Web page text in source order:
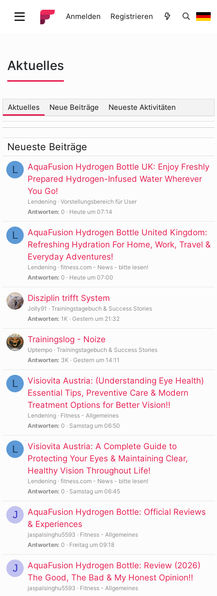
Anmelden Registrieren
Aktuelles
Aktuelles Neue Beiträge Neueste Aktivitäten
Neueste Beiträge
L
AquaFusion Hydrogen Bottle UK: Enjoy Freshly
Prepared Hydrogen-Infused Water Wherever
You Go!
Lendening Vorstellungsbereich für User
Antworten 0 Heute um 07:14
L
AquaFusion Hydrogen Bottle United Kingdom:
Refreshing Hydration For Home, Work, Travel &
Everyday Adventures!
Lendening fitness.com - News - bitte lesen!
Antworten 0 Heute um 07:00
Disziplin trifft System
Jolly91
Trainingstagebuch & Success Stories
Antworten 1K Gestern um 21:32
Trainingslog - Noize
Uptempo Trainingstagebuch & Success Stories
Antworten 3K Gestern um 14:11
L
Visiovita Austria: (Understanding Eye Health)
Essential Tips, Preventive Care & Modern
Treatment Options for Better Vision!!
Lendening
Fitness - Allgemeines
Antworten 0 Samstag um 06:50
L
Visiovita Austria: A Complete Guide to
Protecting Your Eyes & Maintaining Clear,
Healthy Vision Throughout Life!
Lendening fitness.com - News - bitte lesen!
Antworten 0 Samstag um 06:45
J
AquaFusion Hydrogen Bottle: Official Reviews
& Experiences
jaspalsinghu5593
Fitness - Allgemeines
Antworten 0 Freitag um 09:18
J
AquaFusion Hydrogen Bottle: Review (2026)
The Good, The Bad & My Honest Opinion!!
jaspalsinghu5593
Fitness - Allgemeines